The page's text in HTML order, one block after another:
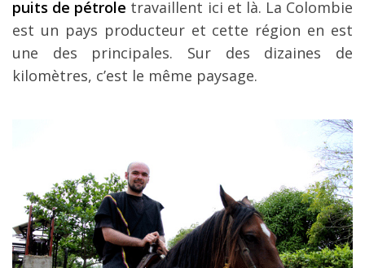
puits de pétrole travaillent ici et là. La Colombie
est un pays producteur et cette région en est
une des principales. Sur des dizaines de
kilomètres, c’est le même paysage.